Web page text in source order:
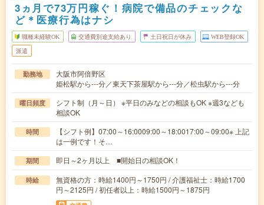
3ヵ月で73万円稼ぐ！病院で備品のチェックな
ど＊医療行為はナシ
職種未経験OK 交通費別途支給あり 土日祝日が休み WEB登録OK
派遣
勤務地
大阪市阿倍野区
姫松駅から---分／東天下茶屋駅から---分／松虫駅から---分
曜日頻度
シフト制（月～日） ※平日のみなどの相談もOK ※週3なども
相談OK
時間
【シフト例】07:00～16:0009:00～18:0017:00～09:00※ 上記
は一例です！そ…
期間 即日～2ヶ月以上 ■開始日の相談OK！
時給
無資格の方：時給1400円～1750円 / 介護福祉士：時給1700
円～2125円 / 初任者以上：時給1500円～1875円